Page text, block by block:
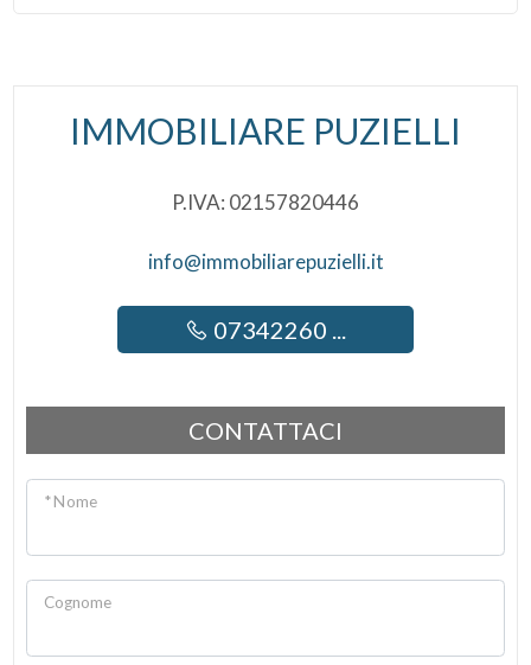
IMMOBILIARE PUZIELLI
P.IVA: 02157820446
info@immobiliarepuzielli.it
07342260 ...
CONTATTACI
* Nome
Cognome